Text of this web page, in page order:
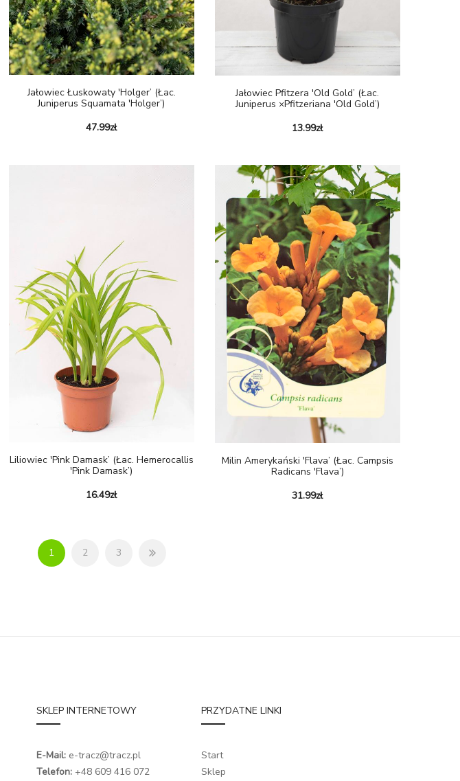
Jałowiec Łuskowaty 'Holger’ (Łac.
Juniperus Squamata 'Holger’)
47.99zł
Jałowiec Pfitzera 'Old Gold’ (łac.
Juniperus ×pfitzeriana 'Old Gold’)
13.99zł
Liliowiec 'Pink Damask’ (Łac. Hemerocallis
'Pink Damask’)
16.49zł
Milin Amerykański 'Flava’ (łac. Campsis
Radicans 'Flava’)
31.99zł
1 2 3
SKLEP INTERNETOWY
E-Mail: e-tracz@tracz.pl
Telefon: +48 609 416 072
PRZYDATNE LINKI
Start
Sklep